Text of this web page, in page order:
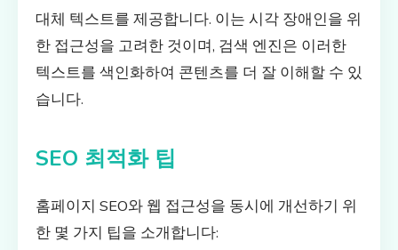
대체 텍스트를 제공합니다. 이는 시각 장애인을 위
한 접근성을 고려한 것이며, 검색 엔진은 이러한
텍스트를 색인화하여 콘텐츠를 더 잘 이해할 수 있
습니다.
SEO 최적화 팁
홈페이지 SEO와 웹 접근성을 동시에 개선하기 위
한 몇 가지 팁을 소개합니다: